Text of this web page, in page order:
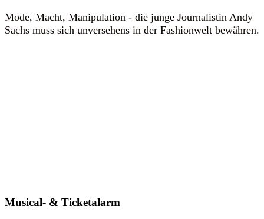
Mode, Macht, Manipulation - die junge Journalistin Andy
Sachs muss sich unversehens in der Fashionwelt bewähren.
Musical- & Ticketalarm